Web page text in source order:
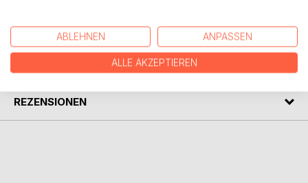
AUTOR/IN
REZENSIONEN
ABLEHNEN ANPASSEN
ALLE AKZEPTIEREN